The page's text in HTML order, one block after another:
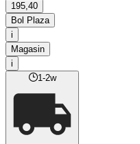
195,40
Bol Plaza
i
Magasin
i
1-2w